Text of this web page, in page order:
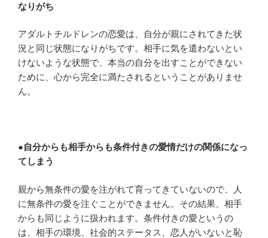
なりがち
アダルトチルドレンの恋愛は、自分が親にされてきた状
況と同じ状態になりがちです。相手に気を遣わないとい
けないような状態で、本当の自分を出すことができない
ために、心から完全に満たされるということがありませ
ん。
●自分からも相手からも条件付きの愛情だけの関係になっ
てしまう
親から無条件の愛を注がれて育ってきていないので、人
に無条件の愛を注ぐことができません。その結果、相手
からも同じように扱われます。条件付きの愛というの
は、相手の環境、社会的ステータス、恋人がいないと恥